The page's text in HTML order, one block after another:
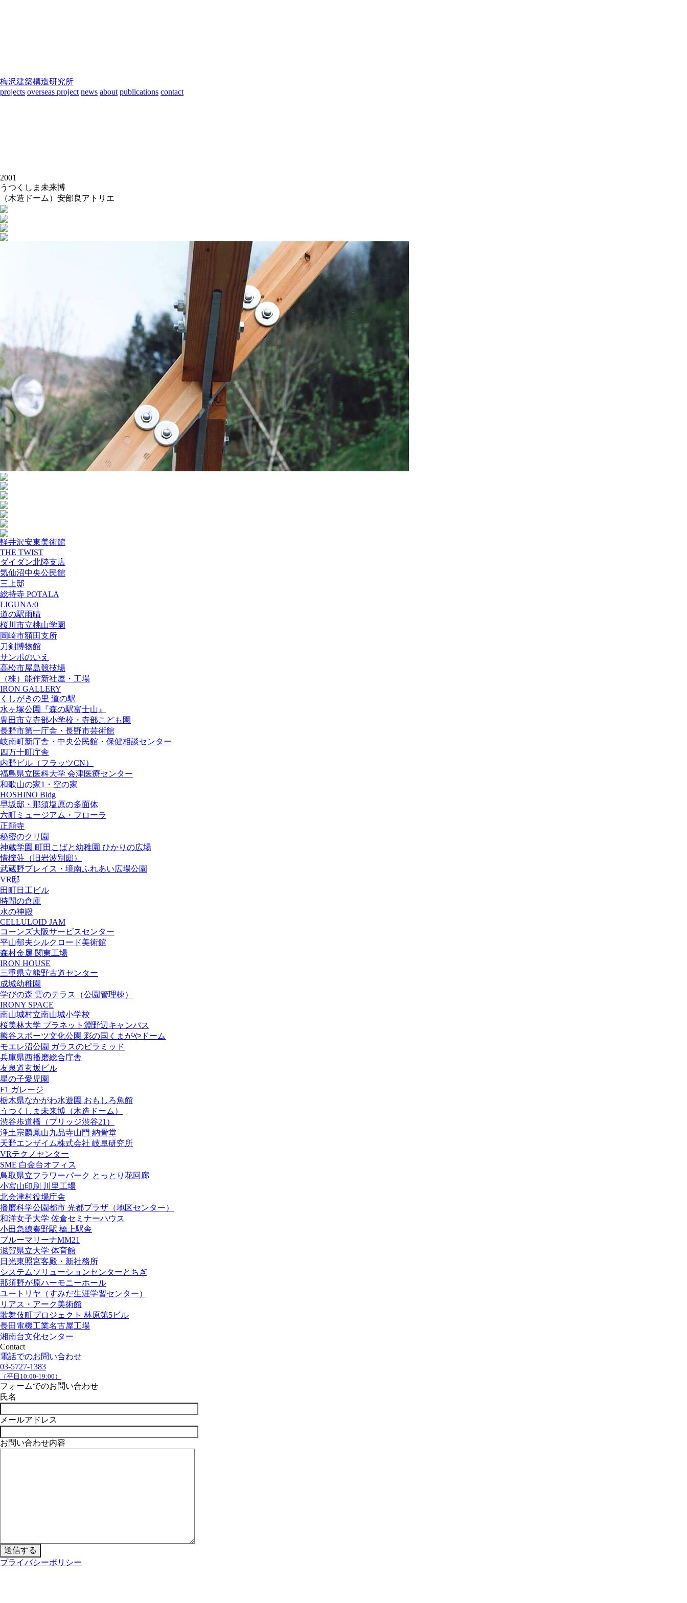
梅沢建築構造研究所
projects overseas project news about publications contact
2001
うつくしま未来博
（木造ドーム） 安部良アトリエ
軽井沢安東美術館
THE TWIST
ダイダン北陸支店
気仙沼中央公民館
三上邸
総持寺 POTALA
LIGUNA/0
道の駅雨晴
桜川市立桃山学園
岡崎市額田支所
刀剣博物館
サンポのいえ
高松市屋島競技場
（株）能作新社屋・工場
IRON GALLERY
くしがきの里 道の駅
水ヶ塚公園『森の駅富士山』
豊田市立寺部小学校・寺部こども園
長野市第一庁舎・長野市芸術館
岐南町新庁舎・中央公⺠館・保健相談センター
四万十町庁舎
内野ビル（フラッツCN）
福島県立医科大学 会津医療センター
和歌山の家1・空の家
HOSHINO Bldg
早坂邸・那須塩原の多面体
六町ミュージアム・フローラ
正願寺
秘密のクリ園
神蔵学園 町田こばと幼稚園 ひかりの広場
惜櫟荘（旧岩波別邸）
武蔵野プレイス・境南ふれあい広場公園
VR邸
田町日工ビル
時間の倉庫
水の神殿
CELLULOID JAM
コーンズ大阪サービスセンター
平山郁夫シルクロード美術館
森村金属 関東工場
IRON HOUSE
三重県立熊野古道センター
成城幼稚園
学びの森 雲のテラス（公園管理棟）
IRONY SPACE
南山城村立南山城小学校
桜美林大学 プラネット淵野辺キャンパス
熊谷スポーツ文化公園 彩の国くまがやドーム
モエレ沼公園 ガラスのピラミッド
兵庫県西播磨総合庁舎
友泉道玄坂ビル
星の子愛児園
F1 ガレージ
栃木県なかがわ水遊園 おもしろ魚館
うつくしま未来博（木造ドーム）
渋谷歩道橋（ブリッジ渋谷21）
浄土宗麟鳳山九品寺山門 納骨堂
天野エンザイム株式会社 岐阜研究所
VRテクノセンター
SME 白金台オフィス
鳥取県立フラワーパーク とっとり花回廊
小宮山印刷 川里工場
北会津村役場庁舎
播磨科学公園都市 光都プラザ（地区センター）
和洋女子大学 佐倉セミナーハウス
小田急線秦野駅 橋上駅舎
ブルーマリーナMM21
滋賀県立大学 体育館
日光東照宮客殿・新社務所
システムソリューションセンターとちぎ
那須野が原ハーモニーホール
ユートリヤ（すみだ生涯学習センター）
リアス・アーク美術館
歌舞伎町プロジェクト 林原第5ビル
長田電機工業名古屋工場
湘南台文化センター
Contact
電話でのお問い合わせ
03-5727-1383
（平日10:00-19:00）
フォームでのお問い合わせ
氏名
メールアドレス
お問い合わせ内容
プライバシーポリシー